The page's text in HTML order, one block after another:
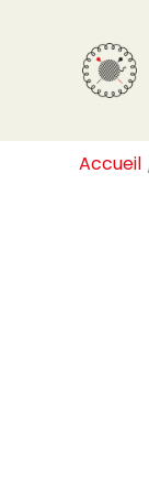
Accueil